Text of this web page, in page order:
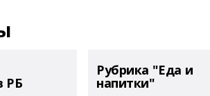
РБ
Рубрика "Еда и
напитки"